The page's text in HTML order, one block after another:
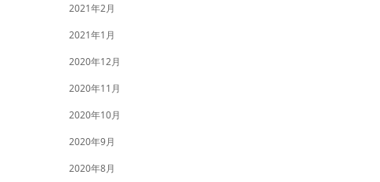
2021年2月
2021年1月
2020年12月
2020年11月
2020年10月
2020年9月
2020年8月